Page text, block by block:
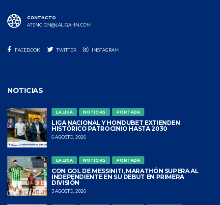
CONTACTO
ATENCION@LALIGAHN.COM
FACEBOOK TWITTER INSTAGRAM
NOTICIAS
LA LIGA NOTICIAS PORTADA
LIGA NACIONAL Y HONDUBET EXTIENDEN
HISTÓRICO PATROCINIO HASTA 2030
6 AGOSTO, 2026
LA LIGA NOTICIAS PORTADA
CON GOL DE MESSINITI, MARATHÓN SUPERA AL
INDEPENDIENTE EN SU DEBUT EN PRIMERA
DIVISIÓN
3 AGOSTO, 2026